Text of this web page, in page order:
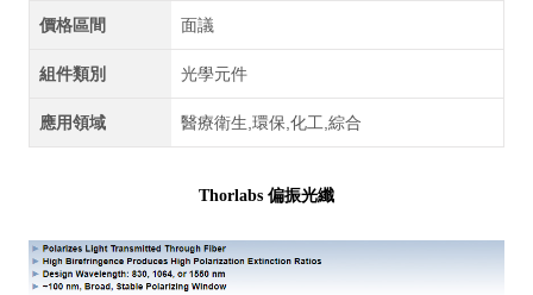
價格區間 面議
組件類別 光學元件
應用領域 醫療衛生,環保,化工,綜合
Thorlabs 偏振光纖